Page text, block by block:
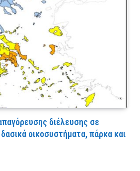
διέλευσης σε
οικοσυστήματα, πάρκα και